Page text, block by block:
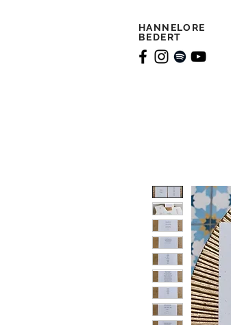
HANNELORE
BEDERT